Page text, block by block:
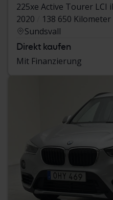
225xe Active Tourer LCI
2020
138 650 Kilometer
Sundsvall
Direkt kaufen
Mit Finanzierung